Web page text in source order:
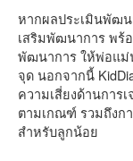
หากผลประเมินพัฒน
เสริมพัฒนาการ พร้
พัฒนาการ ให้พ่อแม่
จุด นอกจากนี้
ความเสี่ยงด้านการ
ตามเกณฑ์ รวมถึงก
สำหรับลูกน้อย